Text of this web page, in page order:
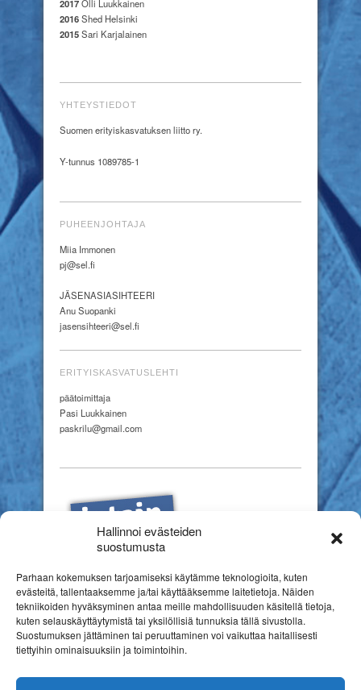
Hallinnoi evästeiden
suostumusta
Parhaan kokemuksen tarjoamiseksi käytämme teknologioita, kuten
evästeitä, tallentaaksemme ja/tai käyttääksemme laitetietoja. Näiden
tekniikoiden hyväksyminen antaa meille mahdollisuuden käsitellä tietoja,
kuten selauskäyttäytymistä tai yksilöllisiä tunnuksia tällä sivustolla.
Suostumuksen jättäminen tai peruuttaminen voi vaikuttaa haitallisesti
tiettyihin ominaisuuksiin ja toimintoihin.
2017Olli Luukkainen
2016Shed Helsinki
2015Sari Karjalainen
YHTEYSTIEDOT
Suomen erityiskasvatuksen liitto ry.
Y-tunnus 1089785-1
PUHEENJOHTAJA
Miia Immonen
pj@sel.fi
JÄSENASIASIHTEERI
Anu Suopanki
jasensihteeri@sel.fi
ERITYISKASVATUSLEHTI
päätoimittaja
Pasi Luukkainen
paskrilu@gmail.com